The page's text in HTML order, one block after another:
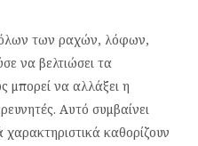
όλων των ραχών, λόφων,
να βελτιώσει τα
μπορεί να αλλάξει η
Αυτό συμβαίνει
καθορίζουν